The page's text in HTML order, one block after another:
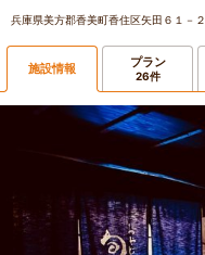
兵庫県美方郡香美町香住区矢田６１－２
施設情報 プラン
26件